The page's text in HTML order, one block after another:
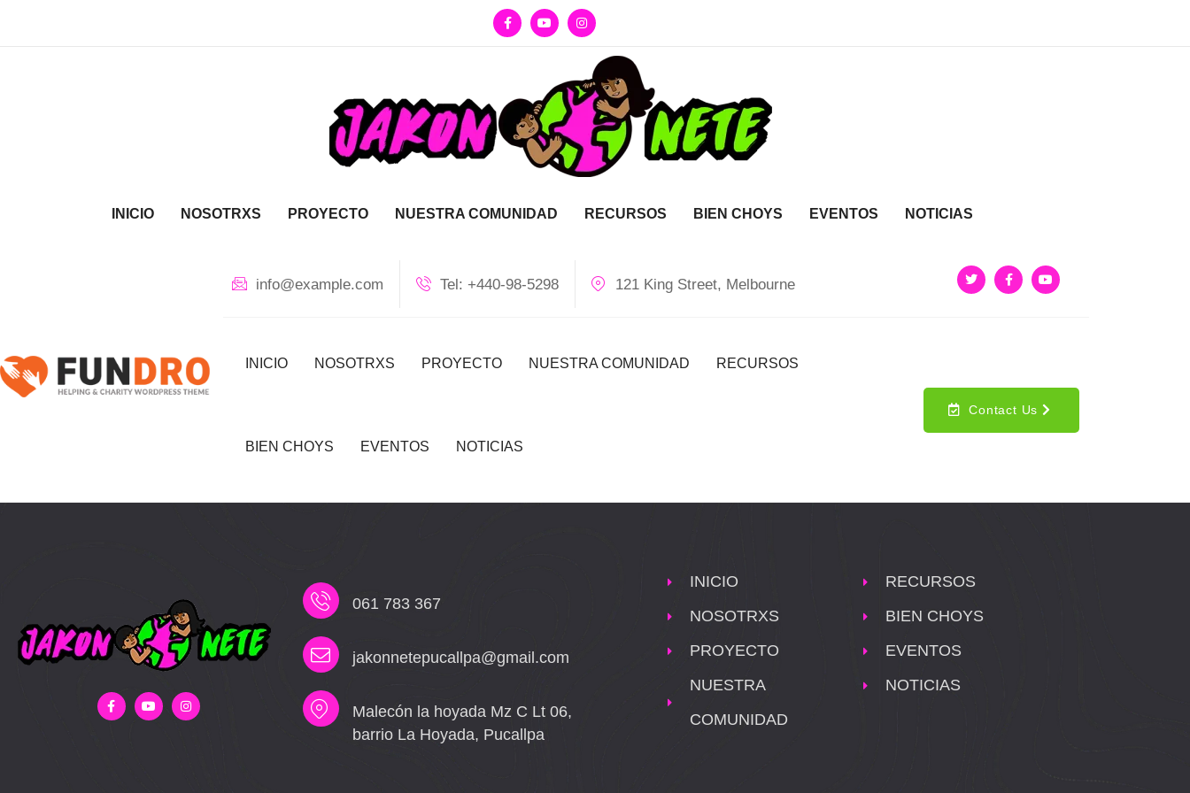
INICIO NOSOTRXS PROYECTO NUESTRA COMUNIDAD RECURSOS BIEN CHOYS EVENTOS NOTICIAS
info@example.com Tel: +440-98-5298 121 King Street, Melbourne
INICIO NOSOTRXS PROYECTO NUESTRA COMUNIDAD RECURSOS
BIEN CHOYS EVENTOS NOTICIAS
Contact Us
061 783 367
jakonnetepucallpa@gmail.com
Malecón la hoyada Mz C Lt 06,
barrio La Hoyada, Pucallpa
INICIO
NOSOTRXS
PROYECTO
NUESTRA
COMUNIDAD
RECURSOS
BIEN CHOYS
EVENTOS
NOTICIAS